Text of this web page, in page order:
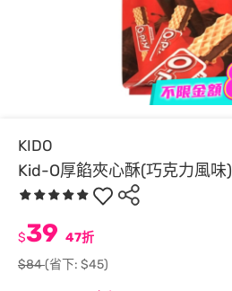
KIDO
Kid-O厚餡夾心酥(巧克力風味)
$39 47折
$84(省下: $45)